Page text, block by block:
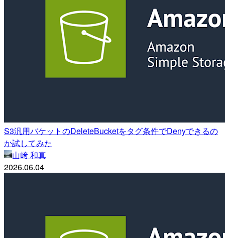
S3汎用バケットのDeleteBucketをタグ条件でDenyできるの
か試してみた
山﨑 和真
2026.06.04